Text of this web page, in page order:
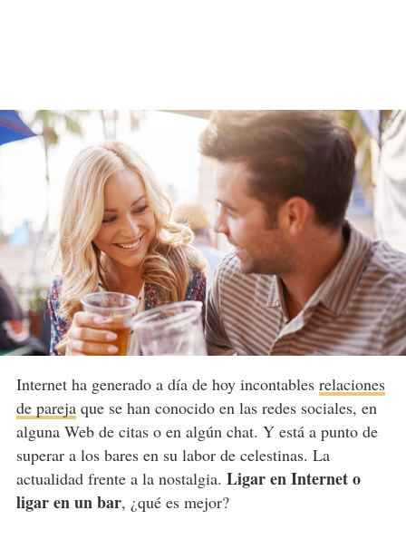
Internet ha generado a día de hoy incontables relaciones
de parejaque se han conocido en las redes sociales, en
alguna Web de citas o en algún chat. Y está a punto de
superar a los bares en su labor de celestinas. La
actualidad frente a la nostalgia. Ligar en Internet o
ligar en un bar, ¿qué es mejor?